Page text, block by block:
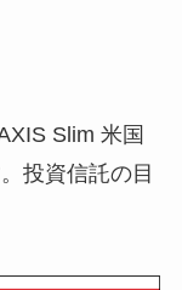
Slim 米国
投資信託の目